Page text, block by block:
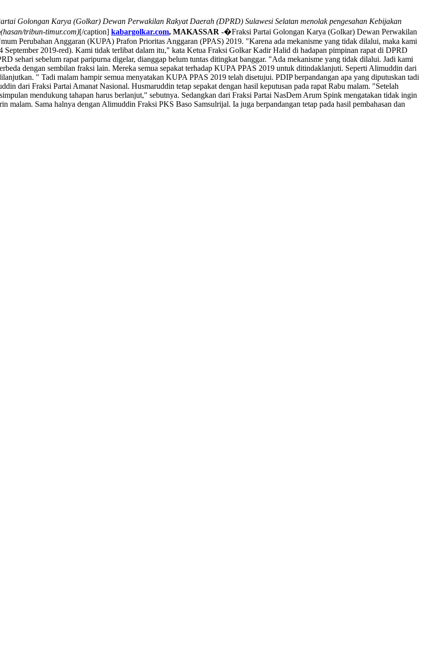
Golongan Karya (Golkar) Dewan Perwakilan Rakyat Daerah (DPRD) Sulawesi Selatan menolak pengesahan Kebijakan
tribun-timur.com)[/caption] kabargolkar.com, MAKASSAR -�Fraksi Partai Golongan Karya (Golkar) Dewan Perwakilan
Perubahan Anggaran (KUPA) Prafon Prioritas Anggaran (PPAS) 2019. "Karena ada mekanisme yang tidak dilalui, maka kami
2019-red). Kami tidak terlibat dalam itu," kata Ketua Fraksi Golkar Kadir Halid di hadapan pimpinan rapat di DPRD
sehari sebelum rapat paripurna digelar, dianggap belum tuntas ditingkat banggar. "Ada mekanisme yang tidak dilalui. Jadi kami
dengan sembilan fraksi lain. Mereka semua sepakat terhadap KUPA PPAS 2019 untuk ditindaklanjuti. Seperti Alimuddin dari
" Tadi malam hampir semua menyatakan KUPA PPAS 2019 telah disetujui. PDIP berpandangan apa yang diputuskan tadi
dari Fraksi Partai Amanat Nasional. Husmaruddin tetap sepakat dengan hasil keputusan pada rapat Rabu malam. "Setelah
mendukung tahapan harus berlanjut," sebutnya. Sedangkan dari Fraksi Partai NasDem Arum Spink mengatakan tidak ingin
malam. Sama halnya dengan Alimuddin Fraksi PKS Baso Samsulrijal. Ia juga berpandangan tetap pada hasil pembahasan dan